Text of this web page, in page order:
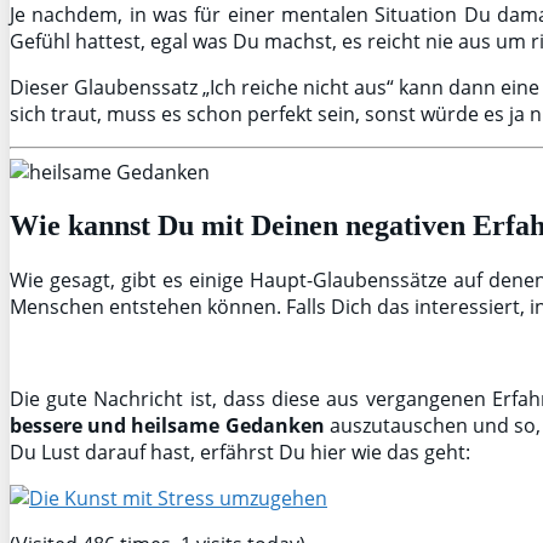
Je nachdem, in was für einer mentalen Situation Du
Gefühl hattest, egal was Du machst, es reicht nie aus um
Dieser Glaubenssatz „Ich reiche nicht aus“ kann dann
sich traut, muss es schon perfekt sein, sonst würde es ja
Wie kannst Du mit Deinen negativen
Wie gesagt, gibt es einige Haupt-Glaubenssätze auf
Menschen entstehen können. Falls Dich das interessiert,
Die gute Nachricht ist, dass diese aus vergangenen
bessere und heilsame Gedanken auszutauschen und
Du Lust darauf hast, erfährst Du hier wie das geht: